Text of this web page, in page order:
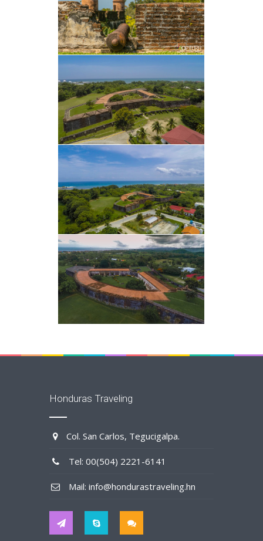
Honduras Traveling
Col. San Carlos, Tegucigalpa.
Tel: 00(504) 2221-6141
Mail: info@hondurastraveling.hn